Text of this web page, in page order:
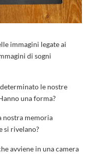
immagini legate ai
di sogni
le nostre
una forma?
nostra memoria
si rivelano?
avviene in una camera